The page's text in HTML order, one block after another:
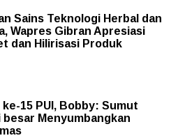
Sains Teknologi Herbal dan
Wapres Gibran Apresiasi
dan Hilirisasi Produk
ke-15 PUI, Bobby: Sumut
Menyumbangkan